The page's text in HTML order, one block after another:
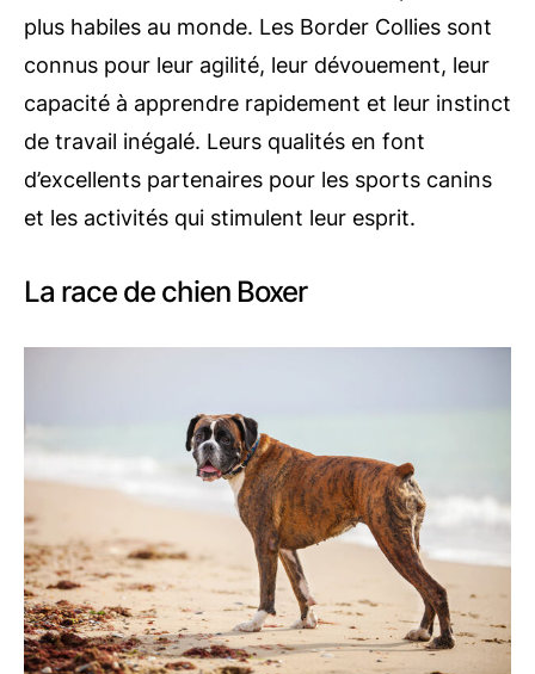
plus habiles au monde. Les Border Collies sont
connus pour leur agilité, leur dévouement, leur
capacité à apprendre rapidement et leur instinct
de travail inégalé. Leurs qualités en font
d’excellents partenaires pour les sports canins
et les activités qui stimulent leur esprit.
La race de chien Boxer